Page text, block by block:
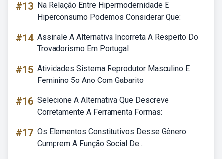
#13 Na Relação Entre Hipermodernidade E
Hiperconsumo Podemos Considerar Que:
#14 Assinale A Alternativa Incorreta A Respeito Do
Trovadorismo Em Portugal
#15 Atividades Sistema Reprodutor Masculino E
Feminino 5o Ano Com Gabarito
#16 Selecione A Alternativa Que Descreve
Corretamente A Ferramenta Formas:
#17 Os Elementos Constitutivos Desse Gênero
Cumprem A Função Social De...